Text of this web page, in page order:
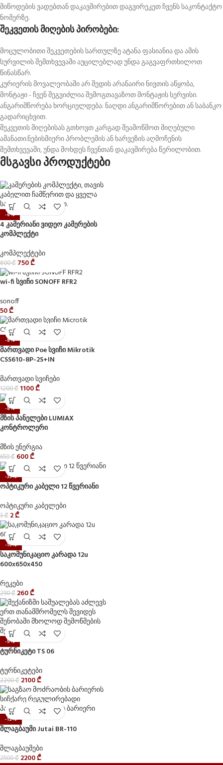
მიწოდების ვადებთან დაკავშირებით დაგვირეკეთ ჩვენს საკონტაქტო
ნომერზე.
შეკვეთის მიღების პირობები:
მოცულობითი შეკვეთების სართულზე ატანა ფასიანია და ამის
სურვილის შემთხვევაში აუცილებლად უნდა გაგვაფრთხილოთ
წინასწარ.
კურიერის მოვალეობაში არ შედის არანაირი ნივთის აწყობა,
მონტაჟი - ჩვენ შეგვიძლია შემოგთავაზოთ მონტაჟის სერვისი.
ანგარიშწორება ხორციელდება: ნაღდი ანგარიშწორებით ან საბანკო
გადარიცხვით.
შეკვეთის მიღებისას გთხოვთ კარგად შეამოწმოთ მიღებული
ამანათი.ნებისმიერი პრობლემის ან ხარვეზის აღმოჩენის
შემთხვევაში, უნდა მოხდეს ჩვენთან დაკავშირება წერილობით.
მსგავსი პროდუქტები
-6%
4 კამერიანი ვიდეო კამერების
კომპლექტი
კომპლექტები
800₾ 750₾
wi-fi სვიჩი SONOFF RFR2
sonoff
50₾
-8%
მართვადი Poe სვიჩი Mikrotik
CSS610-8P-2S+IN
მართვადი სვიჩები
1200₾ 1100₾
-8%
მზის პანელები LUMIAX
კონტროლერი
მზის ენერგია
650₾ 600₾
-33%
ოპტიკური კაბელი 12 წვერიანი
ოპტიკური კაბელები
3₾ 2₾
-10%
საკომუნიკაციო კარადა 12u
600x650x450
რეკები
290₾ 260₾
-5%
ტურნიკეტი TS 06
ტურნიკეტები
2200₾ 2100₾
-12%
შლაგბაუმი Jutai BR-110
შლაგბაუმები
2500₾ 2200₾